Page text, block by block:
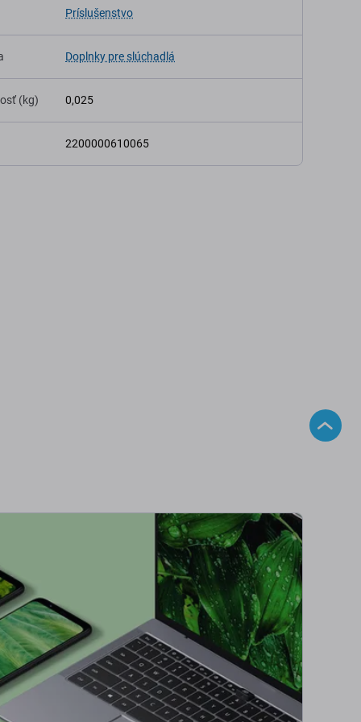
Príslušenstvo
Doplnky pre slúchadlá
(kg) 0,025
2200000610065